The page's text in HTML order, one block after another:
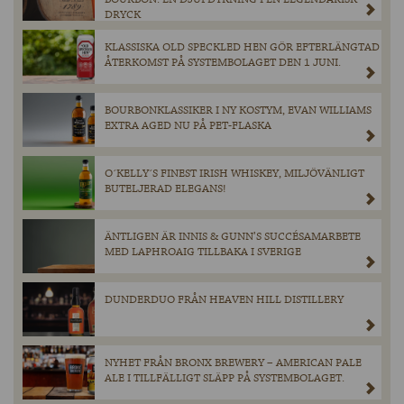
DRYCK
KLASSISKA OLD SPECKLED HEN GÖR EFTERLÄNGTAD
ÅTERKOMST PÅ SYSTEMBOLAGET DEN 1 JUNI.
BOURBONKLASSIKER I NY KOSTYM, EVAN WILLIAMS
EXTRA AGED NU PÅ PET-FLASKA
O´KELLY´S FINEST IRISH WHISKEY, MILJÖVÄNLIGT
BUTELJERAD ELEGANS!
ÄNTLIGEN ÄR INNIS & GUNN’S SUCCÉSAMARBETE
MED LAPHROAIG TILLBAKA I SVERIGE
DUNDERDUO FRÅN HEAVEN HILL DISTILLERY
NYHET FRÅN BRONX BREWERY – AMERICAN PALE
ALE I TILLFÄLLIGT SLÄPP PÅ SYSTEMBOLAGET.